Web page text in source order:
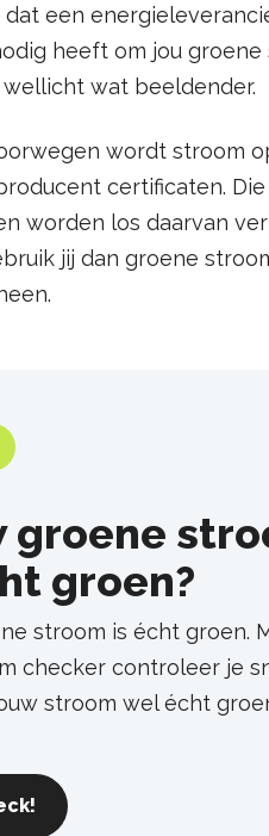
een
heeft om jou
wat beeldender.
wordt stroom
certificaten.
worden los daarvan
jij dan groene
groene
groen?
stroom is écht groen.
checker controleer je
stroom wel écht